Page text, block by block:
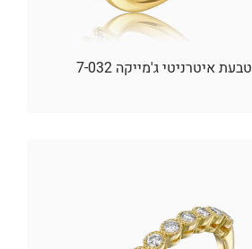
טבעת איטרניטי ג'מייקה 7-032